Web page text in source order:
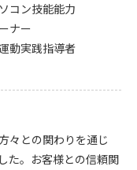
コン技能能力
ナー
動実践指導者
々との関わりを通じ
た。お客様との信頼関